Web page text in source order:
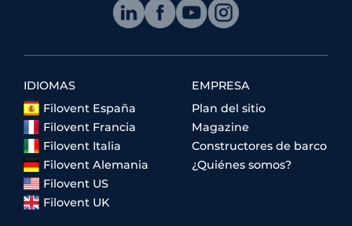
IDIOMAS
Filovent España
Filovent Francia
Filovent Italia
Filovent Alemania
Filovent US
Filovent UK
EMPRESA
Plan del sitio
Magazine
Constructores de barco
¿Quiénes somos?